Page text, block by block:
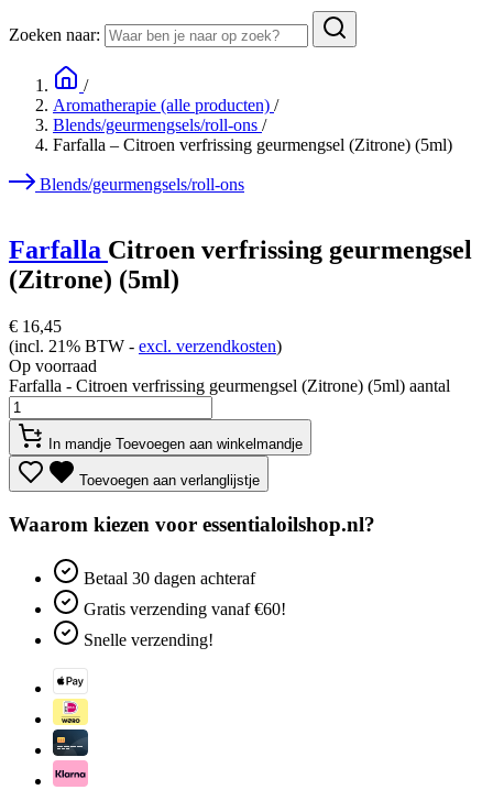
Zoeken naar:
/
Aromatherapie (alle producten) /
Blends/geurmengsels/roll-ons /
Farfalla – Citroen verfrissing geurmengsel (Zitrone) (5ml)
Blends/geurmengsels/roll-ons
Farfalla Citroen verfrissing geurmengsel
(Zitrone) (5ml)
€ 16,45
(incl. 21% BTW - excl. verzendkosten)
Op voorraad
Farfalla - Citroen verfrissing geurmengsel (Zitrone) (5ml) aantal
In mandje Toevoegen aan winkelmandje
Toevoegen aan verlanglijstje
Waarom kiezen voor essentialoilshop.nl?
Betaal 30 dagen achteraf
Gratis verzending vanaf €60!
Snelle verzending!